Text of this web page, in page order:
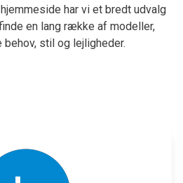
har vi et bredt udvalg
en lang række af modeller,
stil og lejligheder.